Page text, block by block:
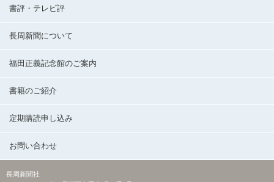
書評・テレビ評
長周新聞について
福田正義記念館のご案内
書籍のご紹介
定期購読申し込み
お問い合わせ
長周新聞社